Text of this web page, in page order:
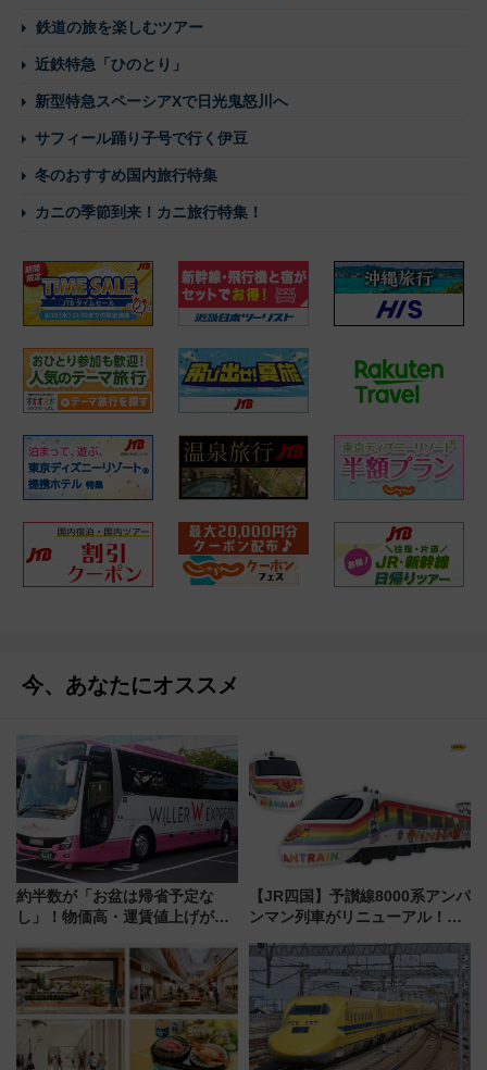
鉄道の旅を楽しむツアー
近鉄特急「ひのとり」
新型特急スペーシアXで日光鬼怒川へ
サフィール踊り子号で行く伊豆
冬のおすすめ国内旅行特集
カニの季節到来！カニ旅行特集！
今、あなたにオススメ
約半数が「お盆は帰省予定な
し」！物価高・運賃値上げが財
りたいけど……【WILLER お盆
帰省動向調査】
【JR四国】予讃線8000系アンパ
ンマン列車がリニューアル！内
今年12月